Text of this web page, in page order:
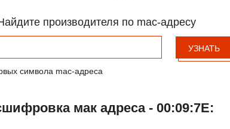
производителя по mac-адресу
УЗНАТЬ
символа mac-адреса
мак адреса - 00:09:7E: